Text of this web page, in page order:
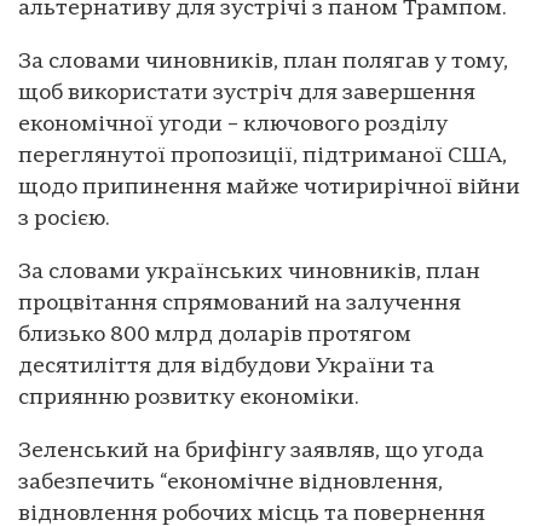
альтернативу для зустрічі з паном Трампом.
За словами чиновників, план полягав у тому,
щоб використати зустріч для завершення
економічної угоди – ключового розділу
переглянутої пропозиції, підтриманої США,
щодо припинення майже чотирирічної війни
з росією.
За словами українських чиновників, план
процвітання спрямований на залучення
близько 800 млрд доларів протягом
десятиліття для відбудови України та
сприянню розвитку економіки.
Зеленський на брифінгу заявляв, що угода
забезпечить “економічне відновлення,
відновлення робочих місць та повернення